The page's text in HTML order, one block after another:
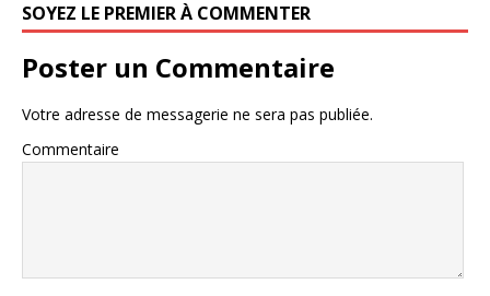
SOYEZ LE PREMIER À COMMENTER
Poster un Commentaire
Votre adresse de messagerie ne sera pas publiée.
Commentaire